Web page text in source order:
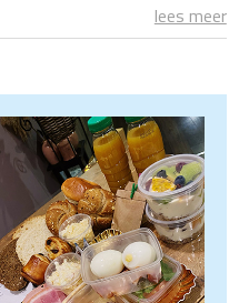
lees meer